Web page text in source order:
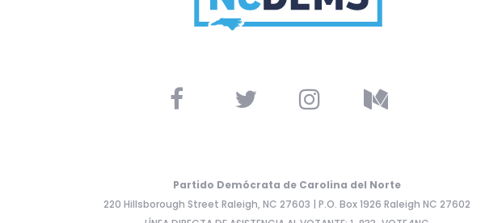
Partido Demócrata de Carolina del Norte
220 Hillsborough Street Raleigh, NC 27603 | P.O. Box 1926 Raleigh NC 27602